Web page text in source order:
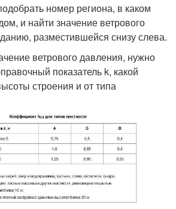
номер региона, в каком
и найти значение ветрового
разместившейся снизу слева.
ветрового давления, нужно
показатель k, какой
строения и от типа